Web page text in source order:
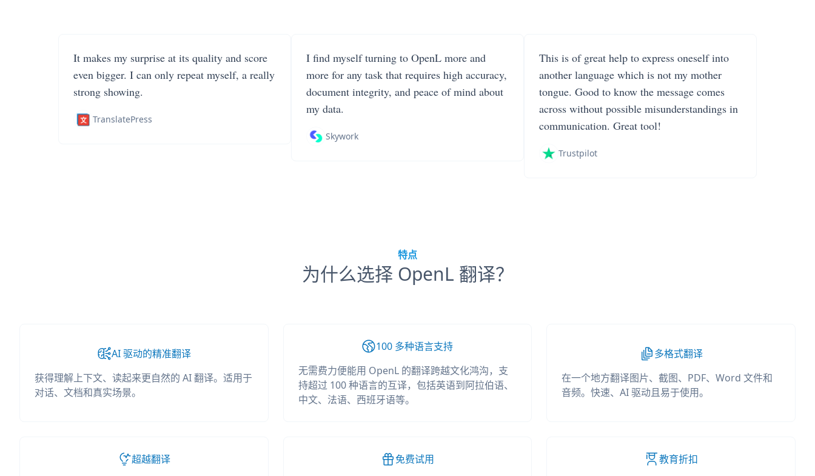
It makes my surprise at its quality and score
even bigger. I can only repeat myself, a really
strong showing.
TranslatePress
I find myself turning to OpenL more and
more for any task that requires high accuracy,
document integrity, and peace of mind about
my data.
Skywork
This is of great help to express oneself into
another language which is not my mother
tongue. Good to know the message comes
across without possible misunderstandings in
communication. Great tool!
Trustpilot
特点
为什么选择 OpenL 翻译？
AI 驱动的精准翻译
获得理解上下文、读起来更自然的 AI 翻译。适用于
对话、文档和真实场景。
100 多种语言支持
无需费力便能用 OpenL 的翻译跨越文化鸿沟，支
持超过 100 种语言的互译，包括英语到阿拉伯语、
中文、法语、西班牙语等。
多格式翻译
在一个地方翻译图片、截图、PDF、Word 文件和
音频。快速、AI 驱动且易于使用。
超越翻译
免费试用
教育折扣